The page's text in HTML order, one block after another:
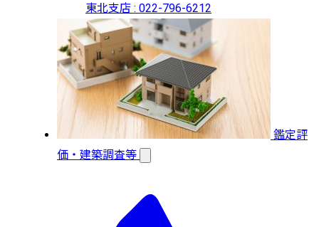
東北支店 : 022-796-6212
鑑定評
価・建築調査等